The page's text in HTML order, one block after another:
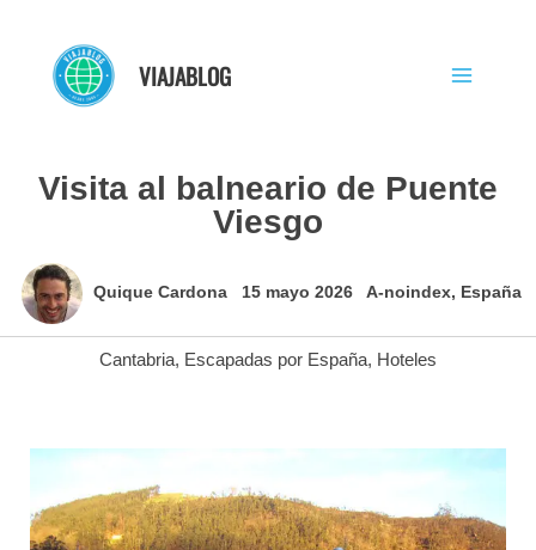
contenido
VIAJABLOG
Visita al balneario de Puente
Viesgo
Quique Cardona 15 mayo 2026 A-noindex, España
Cantabria, Escapadas por España, Hoteles